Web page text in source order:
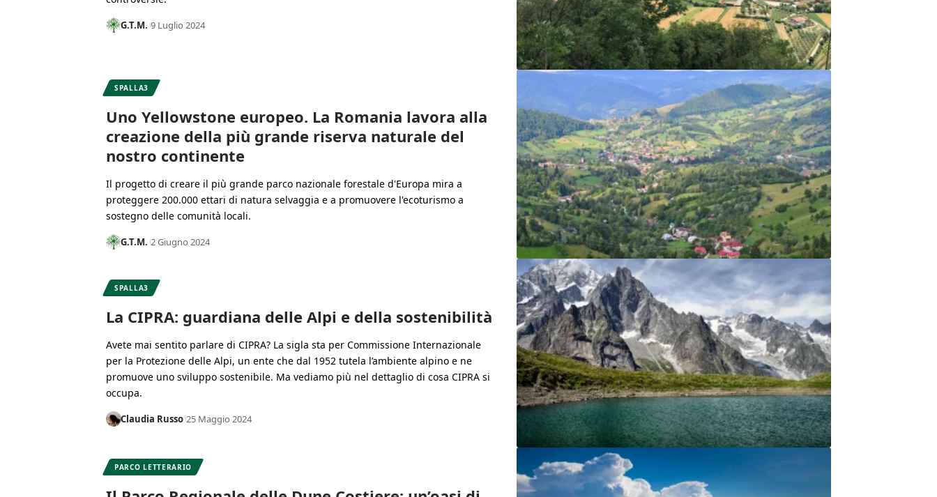
G.T.M. 9 Luglio 2024
SPALLA3
Uno Yellowstone europeo. La Romania lavora alla
creazione della più grande riserva naturale del
nostro continente
Il progetto di creare il più grande parco nazionale forestale d'Europa mira a
proteggere 200.000 ettari di natura selvaggia e a promuovere l'ecoturismo a
sostegno delle comunità locali.
G.T.M. 2 Giugno 2024
SPALLA3
La CIPRA: guardiana delle Alpi e della sostenibilità
Avete mai sentito parlare di CIPRA? La sigla sta per Commissione Internazionale
per la Protezione delle Alpi, un ente che dal 1952 tutela l’ambiente alpino e ne
promuove uno sviluppo sostenibile. Ma vediamo più nel dettaglio di cosa CIPRA si
occupa.
Claudia Russo 25 Maggio 2024
PARCO LETTERARIO